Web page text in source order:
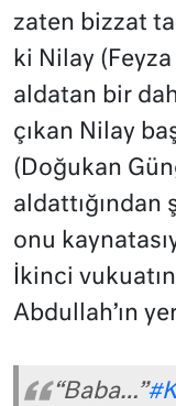
zaten bizzat
ki Nilay
aldatan bir
çıkan Nilay
(Doğukan
aldattığından
onu
İkinci
Abdullah’ın
“Baba…”